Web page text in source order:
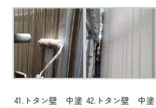
41.トタン壁 中塗 42.トタン壁 中塗